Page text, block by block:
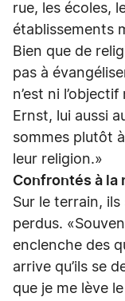
rue, les écoles,
établissements
Bien que de
pas à
n’est ni
Ernst, lui aussi
sommes plutôt
leur religion.»
Confrontés à la
Sur le terrain,
perdus.
enclenche des
arrive qu’ils se
que je me lève